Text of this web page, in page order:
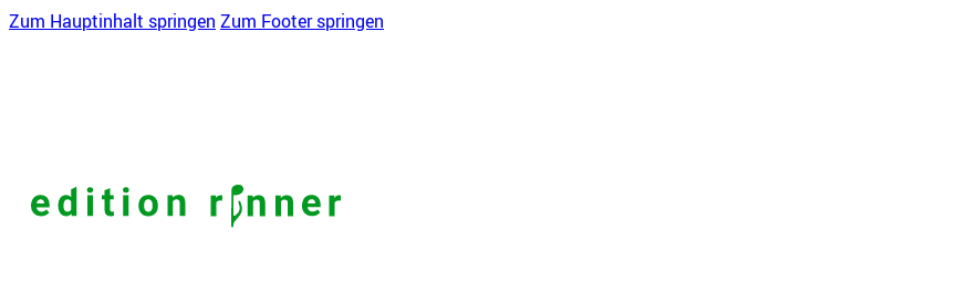
Zum Hauptinhalt springen Zum Footer springen